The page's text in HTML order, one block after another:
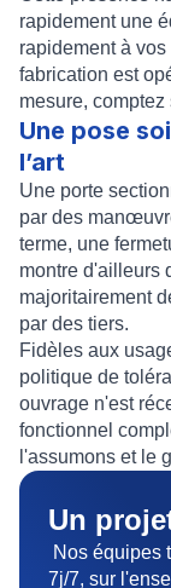
rapidement une
rapidement à
fabrication est
mesure,
Une pose
l’art
Une porte
par des
terme, une
montre d'ailleurs
majoritairement
par des tiers.
Fidèles aux
politique de
ouvrage n'est
fonctionnel
l'assumons et le
Un
Nos équipes
7j/7, sur